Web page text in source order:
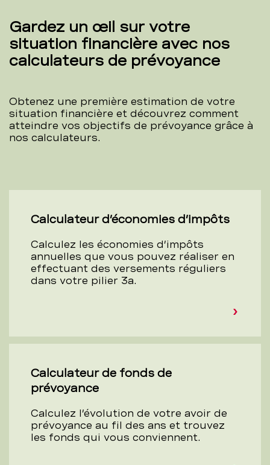
Gardez un œil sur votre
situation financière avec nos
calculateurs de prévoyance
Obtenez une première estimation de votre
situation financière et découvrez comment
atteindre vos objectifs de prévoyance grâce à
nos calculateurs.
Calculateur d’économies d’impôts
Calculez les économies d’impôts
annuelles que vous pouvez réaliser en
effectuant des versements réguliers
dans votre pilier 3a.
Calculateur de fonds de
prévoyance
Calculez l’évolution de votre avoir de
prévoyance au fil des ans et trouvez
les fonds qui vous conviennent.